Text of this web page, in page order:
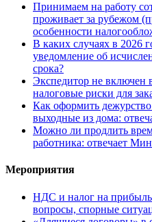
Принимаем на работу
проживает за рубежом
особенности
В каких случаях в 2026
уведомление об
срока?
Экспедитор не включен
налоговые риски для
Как оформить
выходные из дома:
Можно ли продлить
работника: отвечает
Мероприятия
НДС и налог на прибыль
вопросы, спорные